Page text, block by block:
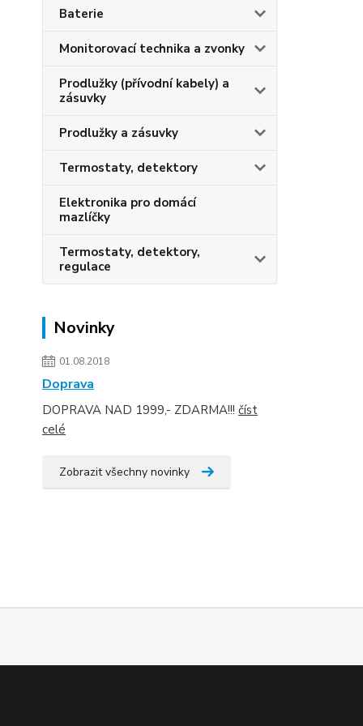
Baterie
Monitorovací technika a zvonky
Prodlužky (přívodní kabely) a
zásuvky
Prodlužky a zásuvky
Termostaty, detektory
Elektronika pro domácí
mazlíčky
Termostaty, detektory,
regulace
Novinky
01.08.2018
Doprava
DOPRAVA NAD 1999,- ZDARMA!!! číst
celé
Zobrazit všechny novinky